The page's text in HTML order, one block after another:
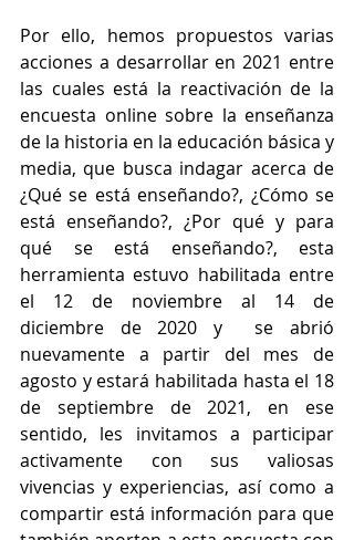
Por ello, hemos propuestos varias
acciones a desarrollar en 2021 entre
las cuales está la reactivación de la
encuesta online sobre la enseñanza
de la historia en la educación básica y
media, que busca indagar acerca de
¿Qué se está enseñando?, ¿Cómo se
está enseñando?, ¿Por qué y para
qué se está enseñando?, esta
herramienta estuvo habilitada entre
el 12 de noviembre al 14 de
diciembre de 2020 y  se abrió
nuevamente a partir del mes de
agosto y estará habilitada hasta el 18
de septiembre de 2021, en ese
sentido, les invitamos a participar
activamente con sus valiosas
vivencias y experiencias, así como a
compartir está información para que